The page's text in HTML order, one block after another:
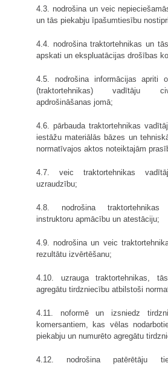
4.3. nodrošina un veic
un tās piekabju īpašumtiesību
4.4. nodrošina traktortehnikas un
apskati un ekspluatācijas drošības
4.5. nodrošina informācijas apriti
(traktortehnikas) vadītāju
apdrošināšanas jomā;
4.6. pārbauda traktortehnikas
iestāžu materiālās bāzes un
normatīvajos aktos noteiktajām
4.7. veic traktortehnikas
uzraudzību;
4.8. nodrošina traktortehnikas
instruktoru apmācību un atestāciju;
4.9. nodrošina un veic
rezultātu izvērtēšanu;
4.10. uzrauga traktortehnikas,
agregātu tirdzniecību atbilstoši
4.11. noformē un izsniedz
komersantiem, kas vēlas
piekabju un numurēto agregātu
4.12. nodrošina patērētāju